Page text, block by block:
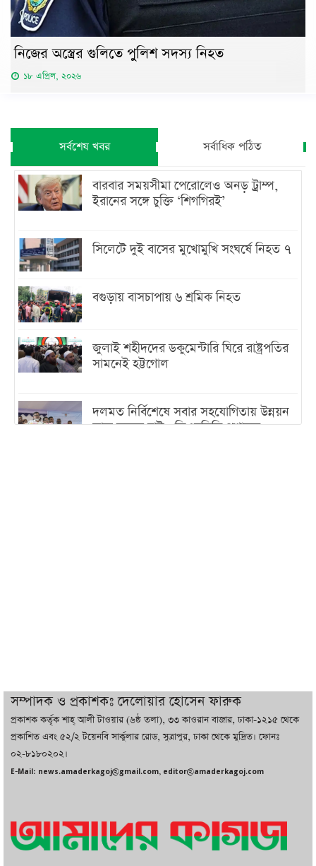
নিজের অস্ত্রের গুলিতে পুলিশ সদস্য নিহত
১৮ এপ্রিল, ২০২৬
সর্বশেষ খবর সর্বাধিক পঠিত
বারবার সময়সীমা পেরোলেও অনড় ট্রাম্প,
ইরানের সঙ্গে চুক্তি ‘শিগগিরই’
সিলেটে দুই বাসের মুখোমুখি সংঘর্ষে নিহত ৭
বগুড়ায় বাসচাপায় ৬ শ্রমিক নিহত
জুলাই শহীদদের ডকুমেন্টারি ঘিরে রাষ্ট্রপতির
সামনেই হট্টগোল
দলমত নির্বিশেষে সবার সহযোগিতায় উন্নয়ন
কাজ করতে চাই : ডিএনসিসি প্রশাসক
বাজারে কাঁচা মরিচে ‘আগুন’, ‘এত দাম তো
আগে দেখিনি’
সম্পাদক ও প্রকাশকঃ দেলোয়ার হোসেন ফারুক
প্রকাশক কর্তৃক শাহ্ আলী টাওয়ার (৬ষ্ঠ তলা), ৩৩ কাওরান বাজার, ঢাকা-১২১৫ থেকে
প্রকাশিত এবং ৫২/২ টয়েনবি সার্কুলার রোড, সুত্রাপুর, ঢাকা থেকে মুদ্রিত। ফোনঃ
০২-৮১৮০২০২।
E-Mail: news.amaderkagoj@gmail.com, editor@amaderkagoj.com